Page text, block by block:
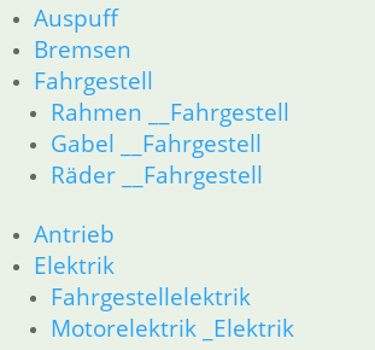
Auspuff
Bremsen
Fahrgestell
Rahmen __Fahrgestell
Gabel __Fahrgestell
Räder __Fahrgestell
Antrieb
Elektrik
Fahrgestellelektrik
Motorelektrik _Elektrik